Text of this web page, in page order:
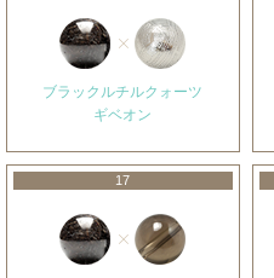
ブラックルチルクォーツ
ギベオン
17